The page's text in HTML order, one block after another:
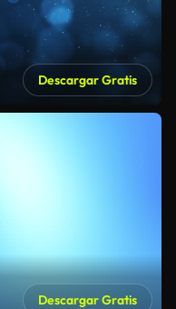
Descargar Gratis
Descargar Gratis